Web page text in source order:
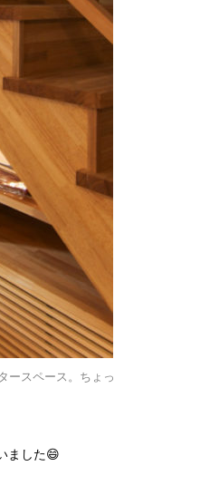
ースペース。ちょっ
ました😄